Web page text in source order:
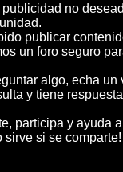
no
publicar
un foro seguro
algo, echa un
y tiene
participa y ayuda
sirve si se comparte!